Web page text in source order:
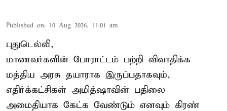
Published on: 10 Aug 2026, 11:01 am
புதுடெல்லி,
மாணவர்களின் போராட்டம் பற்றி விவாதிக்க
மத்திய அரசு தயாராக இருப்பதாகவும்,
எதிர்க்கட்சிகள் அமித்ஷாவின் பதிலை
அமைதியாக கேட்க வேண்டும் எனவும் கிரண்